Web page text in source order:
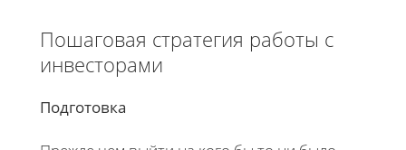
Пошаговая стратегия работы с
инвесторами
Подготовка